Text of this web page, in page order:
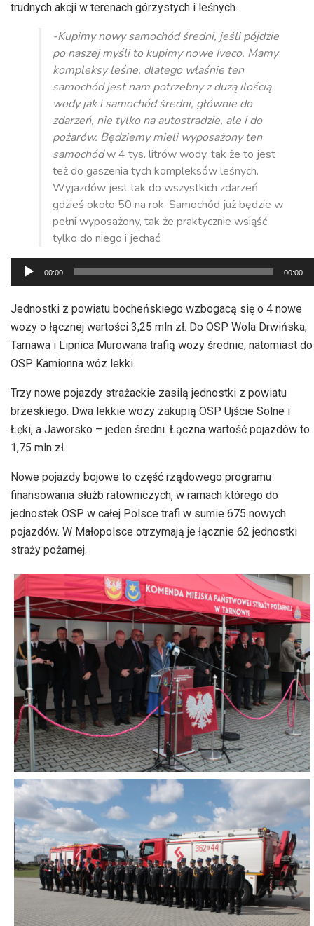
trudnych akcji w terenach górzystych i leśnych.
-Kupimy nowy samochód średni, jeśli pójdzie
po naszej myśli to kupimy nowe Iveco. Mamy
kompleksy leśne, dlatego właśnie ten
samochód jest nam potrzebny z dużą ilością
wody jak i samochód średni, głównie do
zdarzeń, nie tylko na autostradzie, ale i do
pożarów. Będziemy mieli wyposażony ten
samochódw 4 tys. litrów wody, tak że to jest
też do gaszenia tych kompleksów leśnych.
Wyjazdów jest tak do wszystkich zdarzeń
gdzieś około 50 na rok. Samochód już będzie w
pełni wyposażony, tak że praktycznie wsiąść
tylko do niego i jechać.
Odtwarzacz
plików
dźwiękowych
00:00 00:00
Jednostki z powiatu bocheńskiego wzbogacą się o 4 nowe
wozy o łącznej wartości 3,25 mln zł. Do OSP Wola Drwińska,
Tarnawa i Lipnica Murowana trafią wozy średnie, natomiast do
OSP Kamionna wóz lekki.
Trzy nowe pojazdy strażackie zasilą jednostki z powiatu
brzeskiego. Dwa lekkie wozy zakupią OSP Ujście Solne i
Łęki, a Jaworsko – jeden średni. Łączna wartość pojazdów to
1,75 mln zł.
Nowe pojazdy bojowe to część rządowego programu
finansowania służb ratowniczych, w ramach którego do
jednostek OSP w całej Polsce trafi w sumie 675 nowych
pojazdów. W Małopolsce otrzymają je łącznie 62 jednostki
straży pożarnej.